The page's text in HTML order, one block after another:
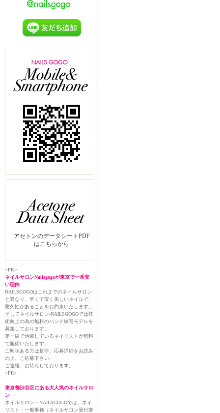
アセトンのデータシートPDF
はこちらから
<PR>
ネイルサロンNailsgogoが東京で一番安
い理由
NAILSGOGOはこれまでのネイルサロン
と異なり、早くて安く美しいネイルで、
耐久性があることをお約束いたします。
そしてネイルサロン-NAILSGOGOでは技
術向上の為の無料のハンド練習モデルを
募集しております。
第一線で活躍しているネイリストが無料
で施術いたします。
ご興味ある方は是非、応募詳細をお読み
の上、ご応募下さい。
ご連絡、お待ちしております。
<PR>
東京都渋谷区にある大人気のネイルサロ
ン
ネイルサロン－NAILSGOGOでは、ネイ
リスト・一般事務（ネイルサロン受付業